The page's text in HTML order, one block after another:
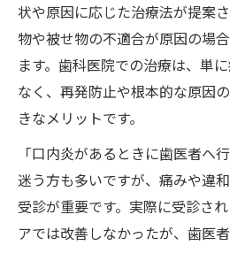
状や原因に応じた治療法が提案
物や被せ物の不適合が原因の場
ます。歯科医院での治療は、単
なく、再発防止や根本的な原因
きなメリットです。
「口内炎があるときに歯医者へ
迷う方も多いですが、痛みや違
受診が重要です。実際に受診さ
アでは改善しなかったが、歯医